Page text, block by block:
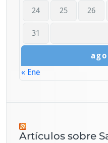
24 25 26
31
« Ene
Artículos sobre